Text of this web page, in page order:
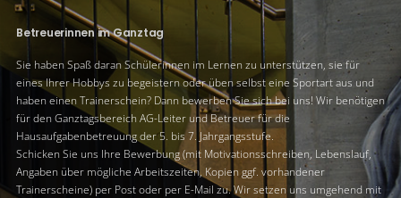
Betreuerinnen im Ganztag
Sie haben Spaß daran Schülerinnen im Lernen zu unterstützen, sie für
eines Ihrer Hobbys zu begeistern oder üben selbst eine Sportart aus und
haben einen Trainerschein? Dann bewerben Sie sich bei uns! Wir benötigen
für den Ganztagsbereich AG-Leiter und Betreuer für die
Hausaufgabenbetreuung der 5. bis 7. Jahrgangsstufe.
Schicken Sie uns Ihre Bewerbung (mit Motivationsschreiben, Lebenslauf,
Angaben über mögliche Arbeitszeiten, Kopien ggf. vorhandener
Trainerscheine) per Post oder per E-Mail zu. Wir setzen uns umgehend mit